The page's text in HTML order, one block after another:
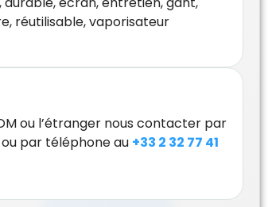
, réutilisable,vaporisateur
ou l’étranger nous contacter par
par téléphone au +33 2 32 77 41